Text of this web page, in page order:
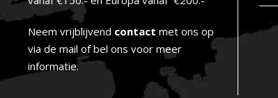
Neem vrijblijvend contact met ons op
via de mail of bel ons voor meer
informatie.